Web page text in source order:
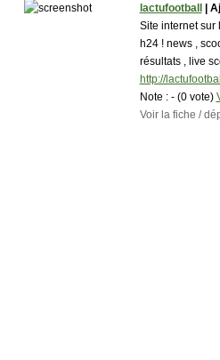
lactufootball
|
Site internet sur
h24 ! news ,
résultats , live
http://
Note : - (0 vote)
Voir la fiche /